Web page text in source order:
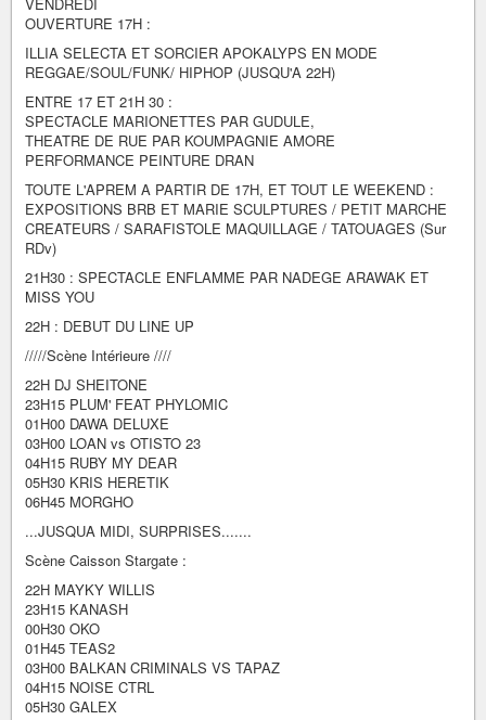
OUVERTURE 17H :
ILLIA SELECTA ET SORCIER APOKALYPS EN MODE
REGGAE/SOUL/FUNK/ HIPHOP (JUSQU'A 22H)
ENTRE 17 ET 21H 30 :
SPECTACLE MARIONETTES PAR GUDULE,
THEATRE DE RUE PAR KOUMPAGNIE AMORE
PERFORMANCE PEINTURE DRAN
TOUTE L'APREM A PARTIR DE 17H, ET TOUT LE WEEKEND :
EXPOSITIONS BRB ET MARIE SCULPTURES / PETIT MARCHE
CREATEURS / SARAFISTOLE MAQUILLAGE / TATOUAGES (Sur
RDv)
21H30 : SPECTACLE ENFLAMME PAR NADEGE ARAWAK ET
MISS YOU
22H : DEBUT DU LINE UP
/////Scène Intérieure ////
22H DJ SHEITONE
23H15 PLUM' FEAT PHYLOMIC
01H00 DAWA DELUXE
03H00 LOAN vs OTISTO 23
04H15 RUBY MY DEAR
05H30 KRIS HERETIK
06H45 MORGHO
...JUSQUA MIDI, SURPRISES.......
Scène Caisson Stargate :
22H MAYKY WILLIS
23H15 KANASH
00H30 OKO
01H45 TEAS2
03H00 BALKAN CRIMINALS VS TAPAZ
04H15 NOISE CTRL
05H30 GALEX